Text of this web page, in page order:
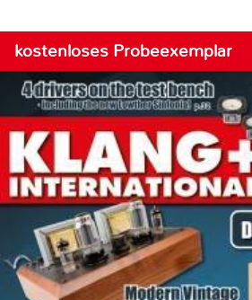
kostenloses Probeexemplar